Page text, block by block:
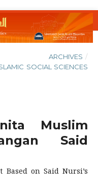
ARCHIVES /
SOCIAL SCIENCES
Muslim
Said
Based on Said Nursi’s